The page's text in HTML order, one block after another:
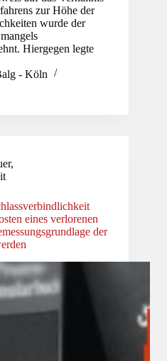
zur Höhe der
wurde der
Hiergegen legte
- Köln
,
eines verlorenen
der